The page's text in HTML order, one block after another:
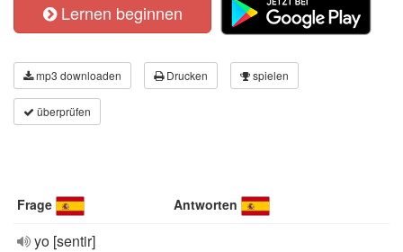
Lernen beginnen
mp3 downloaden Drucken spielen
überprüfen
Frage Antworten
yo [sentir]